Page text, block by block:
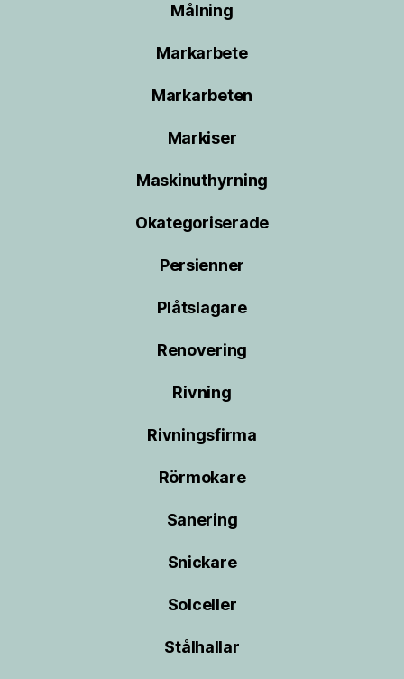
Målning
Markarbete
Markarbeten
Markiser
Maskinuthyrning
Okategoriserade
Persienner
Plåtslagare
Renovering
Rivning
Rivningsfirma
Rörmokare
Sanering
Snickare
Solceller
Stålhallar